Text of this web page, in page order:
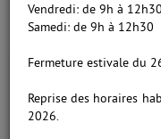
Vendredi: de 9h à 12h30
Samedi: de 9h à 12h30
Fermeture estivale du
Reprise des horaires
2026.